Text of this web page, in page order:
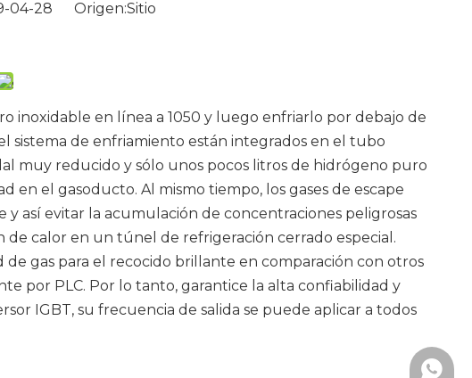
04-28 Origen:Sitio
inoxidable en línea a 1050 y luego enfriarlo por debajo de
sistema de enfriamiento están integrados en el tubo
muy reducido y sólo unos pocos litros de hidrógeno puro
el gasoducto. Al mismo tiempo, los gases de escape
así evitar la acumulación de concentraciones peligrosas
calor en un túnel de refrigeración cerrado especial.
de gas para el recocido brillante en comparación con otros
por PLC. Por lo tanto, garantice la alta confiabilidad y
IGBT, su frecuencia de salida se puede aplicar a todos